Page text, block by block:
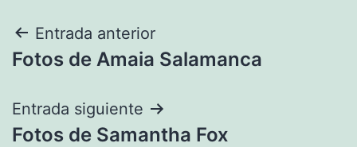
Navegación
de
entradas
Entrada anterior
Fotos de Amaia Salamanca
Entrada siguiente
Fotos de Samantha Fox